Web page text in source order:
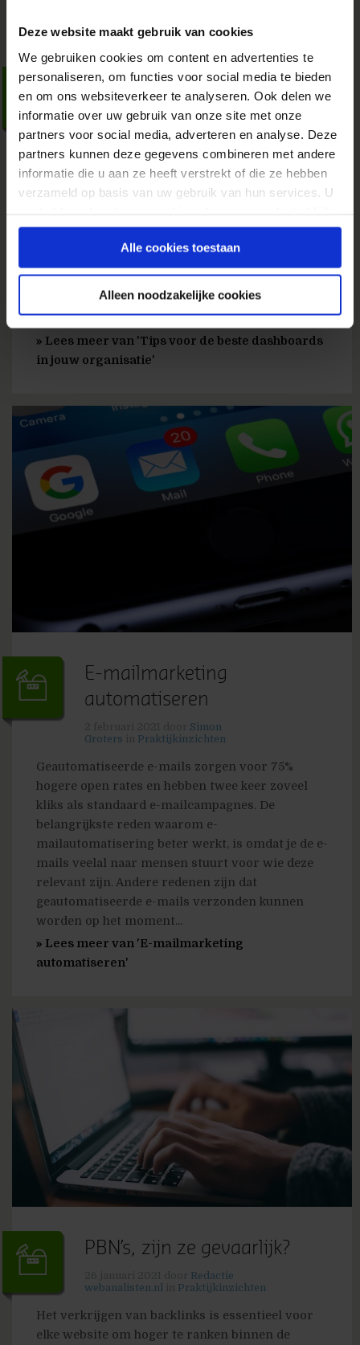
Deze website maakt gebruik van cookies
We gebruiken cookies om content en advertenties te
personaliseren, om functies voor social media te bieden
en om ons websiteverkeer te analyseren. Ook delen we
informatie over uw gebruik van onze site met onze
partners voor social media, adverteren en analyse. Deze
partners kunnen deze gegevens combineren met andere
informatie die u aan ze heeft verstrekt of die ze hebben
verzameld op basis van uw gebruik van hun services. U
gebruiken.
Alle cookies toestaan
Alleen noodzakelijke cookies
Tips voor de beste
dashboards in jouw
organisatie
door
Heusden inAnalysetips
Datagedreven marketeers kunnen niet zonder
Hoe doen de verschillende categorieën het? En
wekelijks of zelfs nog vaker naar. Maar ben je ook
in staat collega’s op een goede manier van
informatie te voorzien? En doe...
» Lees meer van 'Tips voor de beste dashboards
in jouw organisatie'
E-mailmarketing
automatiseren
Simon
Groters
Praktijkinzichten
Geautomatiseerde e-mails zorgen voor 75%
hogere open rates en hebben twee keer zoveel
kliks als standaard e-mailcampagnes. De
belangrijkste reden waarom e-
mailautomatisering beter werkt, is omdat je de e-
mails veelal naar mensen stuurt voor wie deze
relevant zijn. Andere redenen zijn dat
geautomatiseerde e-mails verzonden kunnen
worden op het moment...
» Lees meer van 'E-mailmarketing
automatiseren'
PBN’s, zijn ze gevaarlijk?
Redactie
webanalisten.nl
Praktijkinzichten
Het verkrijgen van backlinks is essentieel voor
elke website om hoger te ranken binnen de